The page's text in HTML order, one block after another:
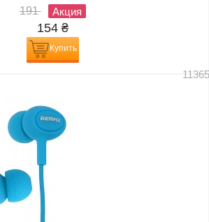
191 Акция
154 ₴
Купить